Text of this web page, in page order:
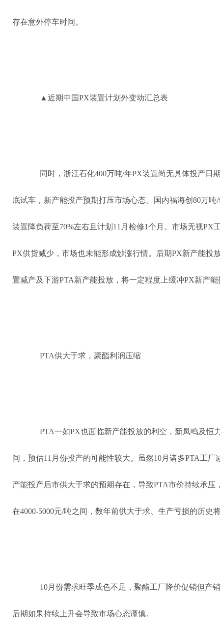
存在意外停车时间。
▲近期中国PX装置计划外变动汇总表
同时，浙江石化400万吨/年PX装置尚无具体投产日
底试车，新产能投产预期打压市场心态。国内福海创80万
装置降负荷至70%左右且计划11月检修1个月。市场无视PX
PX供货减少，市场也未能形成炒涨行情。后期PX新产能投
置减产及下游PTA新产能投放，将一定程度上缓冲PX新产
PTA供大于求，聚酯利润压缩
PTA一如PX也面临新产能投放的利空，新凤鸣及恒
间，预估11月份投产的可能性较大。虽然10月诸多PTA工
产能投产后市供大于求的预期存在，导致PTA市价持续承
在4000-5000元/吨之间，数年前供大于求、生产亏损的历史
10月份需求旺季成色不足，聚酯工厂降价促销但产
后期如果持续上升会导致市场心态谨慎。